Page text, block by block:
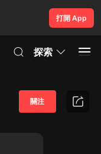
打開 App
探索
關注